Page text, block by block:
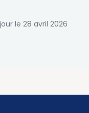
le 28 avril 2026